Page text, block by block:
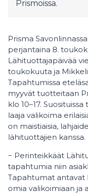
Prismoissa.
Prisma
perjantaina 8.
Lähituottajapäivää
toukokuuta ja
Tapahtumissa
myyvät tuotteitaan
klo 10–17.
laaja valikoima
on maistiaisia,
lähituottajien kanssa.
− Perinteikkäät
tapahtumia niin
Tapahtumat antavat
omia valikoimiaan ja